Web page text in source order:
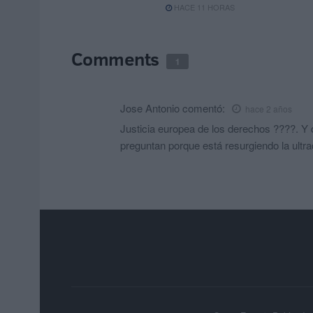
HACE 11 HORAS
Comments 1
Jose Antonio comentó: hace 2 años
Justicia europea de los derechos ????.
preguntan porque está resurgiendo la